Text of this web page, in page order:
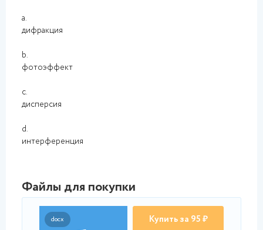
a.
дифракция
b.
фотоэффект
c.
дисперсия
d.
интерференция
Файлы для покупки
docx Купить за 95 ₽